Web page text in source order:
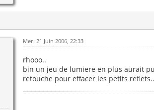
Mer. 21 Juin 2006, 22:33
rhooo..
bin un jeu de lumiere en plus aurait
retouche pour effacer les petits